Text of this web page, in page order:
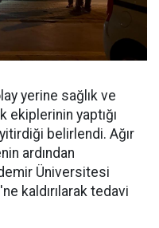
yerine sağlık ve
ekiplerinin yaptığı
belirlendi. Ağır
ardından
Üniversitesi
kaldırılarak tedavi